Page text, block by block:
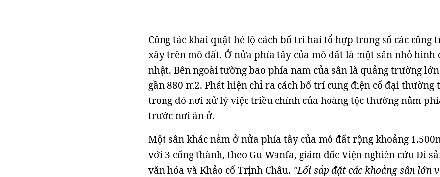
Công tác khai quật hé lộ cách bố trí hai tổ hợp trong số các công
xây trên mô đất. Ở nửa phía tây của mô đất là một sân nhỏ hình
nhật. Bên ngoài tường bao phía nam của sân là quảng trường
gần 880 m2. Phát hiện chỉ ra cách bố trí cung điện cổ đại thường
trong đó nơi xử lý việc triều chính của hoàng tộc thường nằm
trước nơi ăn ở.
Một sân khác nằm ở nửa phía tây của mô đất rộng khoảng
với 3 cổng thành, theo Gu Wanfa, giám đốc Viện nghiên cứu Di
văn hóa và Khảo cổ Trịnh Châu. "Lối sắp đặt các khoảng sân lớn